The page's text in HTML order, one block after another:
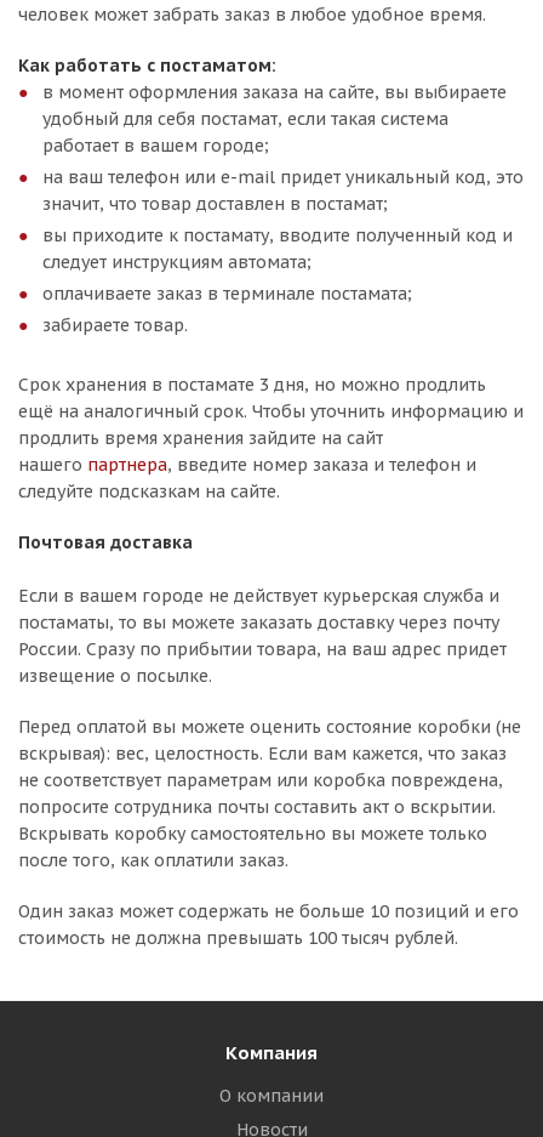
человек может забрать заказ в любое удобное время.
Как работать с постаматом:
в момент оформления заказа на сайте, вы выбираете
удобный для себя постамат, если такая система
работает в вашем городе;
на ваш телефон или e-mail придет уникальный код, это
значит, что товар доставлен в постамат;
вы приходите к постамату, вводите полученный код и
следует инструкциям автомата;
оплачиваете заказ в терминале постамата;
забираете товар.
Срок хранения в постамате 3 дня, но можно продлить
ещё на аналогичный срок. Чтобы уточнить информацию и
продлить время хранения зайдите на сайт
нашего партнера, введите номер заказа и телефон и
следуйте подсказкам на сайте.
Почтовая доставка
Если в вашем городе не действует курьерская служба и
постаматы, то вы можете заказать доставку через почту
России. Сразу по прибытии товара, на ваш адрес придет
извещение о посылке.
Перед оплатой вы можете оценить состояние коробки (не
вскрывая): вес, целостность. Если вам кажется, что заказ
не соответствует параметрам или коробка повреждена,
попросите сотрудника почты составить акт о вскрытии.
Вскрывать коробку самостоятельно вы можете только
после того, как оплатили заказ.
Один заказ может содержать не больше 10 позиций и его
стоимость не должна превышать 100 тысяч рублей.
Компания
О компании
Новости